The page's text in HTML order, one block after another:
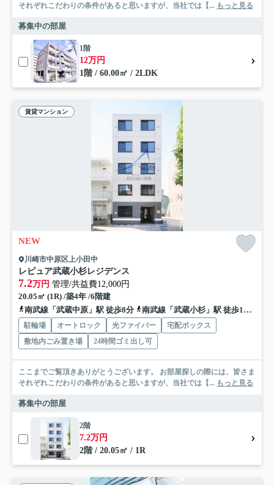
それぞれこだわりの条件があると思いますが、当社では【... もっと見る
募集中の部屋
1階
12万円
1階 / 60.00㎡ / 2LDK
賃貸マンション
NEW
川崎市中原区上小田中
レピュア武蔵小杉レジデンス
7.2万円 管理/共益費12,000円
20.05㎡ (1R) /築4年 /6階建
南武線「武蔵中原」駅 徒歩8分
南武線「武蔵小杉」駅 徒歩16分
駐輪場 オートロック 光ファイバー
宅配ボックス
敷地内ごみ置き場
24時間ゴミ出し可
ここまでご覧頂きありがとうございます。 お部屋探しの際には、皆さま
それぞれこだわりの条件があると思いますが、当社では【... もっと見る
募集中の部屋
2階
7.2万円
2階 / 20.05㎡ / 1R